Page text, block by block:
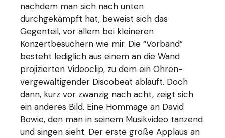
nachdem man sich nach unten
durchgekämpft hat, beweist sich das
Gegenteil, vor allem bei kleineren
Konzertbesuchern wie mir. Die “Vorband”
besteht lediglich aus einem an die Wand
projizierten Videoclip, zu dem ein Ohren-
vergewaltigender Discobeat abläuft. Doch
dann, kurz vor zwanzig nach acht, zeigt sich
ein anderes Bild. Eine Hommage an David
Bowie, den man in seinem Musikvideo tanzend
und singen sieht. Der erste große Applaus an